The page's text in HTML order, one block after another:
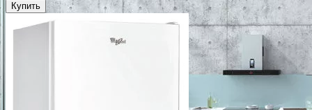
Купить